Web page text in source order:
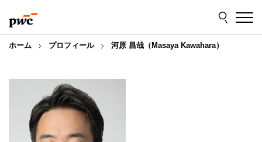
to
content
to
footer
ホーム プロフィール 河原 昌哉（Masaya Kawahara）